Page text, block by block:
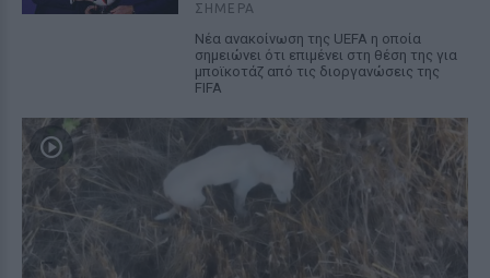
ΣΉΜΕΡΑ
Νέα ανακοίνωση της UEFA η οποία
σημειώνει ότι επιμένει στη θέση της για
μποϊκοτάζ από τις διοργανώσεις της
FIFA